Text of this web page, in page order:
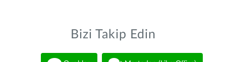
Bizi Takip Edin